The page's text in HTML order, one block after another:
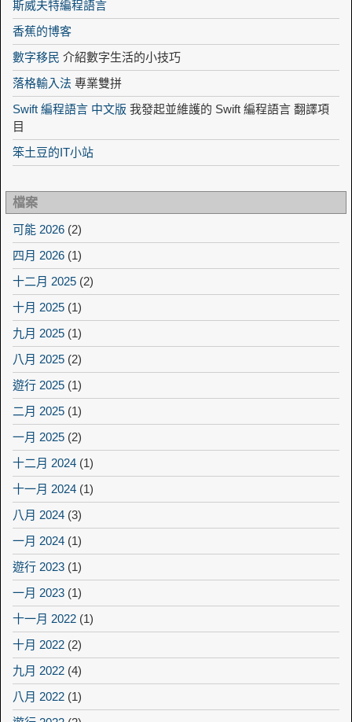
斯威夫特編程語言
香蕉的博客
數字移民 介紹數字生活的小技巧
落格輸入法 專業雙拼
Swift 編程語言 中文版 我發起並維護的 Swift 編程語言 翻譯項
目
笨土豆的IT小站
檔案
可能 2026 (2)
四月 2026 (1)
十二月 2025 (2)
十月 2025 (1)
九月 2025 (1)
八月 2025 (2)
遊行 2025 (1)
二月 2025 (1)
一月 2025 (2)
十二月 2024 (1)
十一月 2024 (1)
八月 2024 (3)
一月 2024 (1)
遊行 2023 (1)
一月 2023 (1)
十一月 2022 (1)
十月 2022 (2)
九月 2022 (4)
八月 2022 (1)